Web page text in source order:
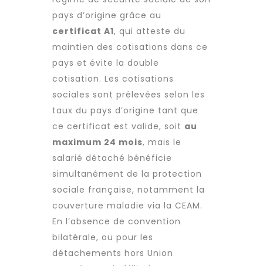
pays d’origine grâce au
certificat A1, qui atteste du
maintien des cotisations dans ce
pays et évite la double
cotisation. Les cotisations
sociales sont prélevées selon les
taux du pays d’origine tant que
ce certificat est valide, soit au
maximum 24 mois, mais le
salarié détaché bénéficie
simultanément de la protection
sociale française, notamment la
couverture maladie via la CEAM.
En l’absence de convention
bilatérale, ou pour les
détachements hors Union